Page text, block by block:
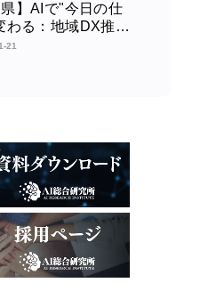
取り組みインタビュ
県】AIで"今日の仕
わる：地域DX推進
演会
21